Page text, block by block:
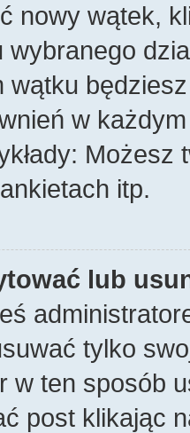
nowy wątek,
wybranego
wątku
w
itp.
lub
tylko
w ten sposób
post klikając